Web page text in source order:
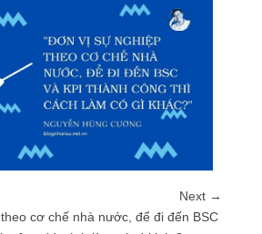
Next →
cơ chế nhà nước, để đi đến BSC